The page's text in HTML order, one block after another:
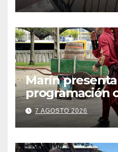
Marín
programación
Festa
todos os
participación
solicitudes de
7 AGOSTO 2026